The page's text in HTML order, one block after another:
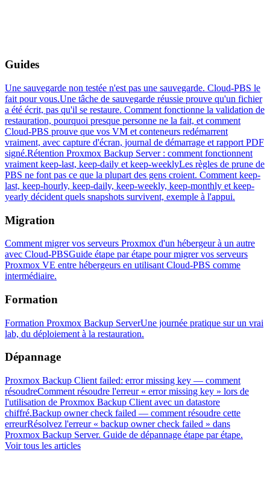
Guides
Une sauvegarde non testée n'est pas une sauvegarde. Cloud-PBS le
fait pour vous.Une tâche de sauvegarde réussie prouve qu'un fichier
a été écrit, pas qu'il se restaure. Comment fonctionne la validation de
restauration, pourquoi presque personne ne la fait, et comment
Cloud-PBS prouve que vos VM et conteneurs redémarrent
vraiment, avec capture d'écran, journal de démarrage et rapport PDF
signé.Rétention Proxmox Backup Server : comment fonctionnent
vraiment keep-last, keep-daily et keep-weeklyLes règles de prune de
PBS ne font pas ce que la plupart des gens croient. Comment keep-
last, keep-hourly, keep-daily, keep-weekly, keep-monthly et keep-
yearly décident quels snapshots survivent, exemple à l'appui.
Migration
Comment migrer vos serveurs Proxmox d'un hébergeur à un autre
avec Cloud-PBSGuide étape par étape pour migrer vos serveurs
Proxmox VE entre hébergeurs en utilisant Cloud-PBS comme
intermédiaire.
Formation
Formation Proxmox Backup ServerUne journée pratique sur un vrai
lab, du déploiement à la restauration.
Dépannage
Proxmox Backup Client failed: error missing key — comment
résoudreComment résoudre l'erreur « error missing key » lors de
l'utilisation de Proxmox Backup Client avec un datastore
chiffré.Backup owner check failed — comment résoudre cette
erreurRésolvez l'erreur « backup owner check failed » dans
Proxmox Backup Server. Guide de dépannage étape par étape.
Voir tous les articles